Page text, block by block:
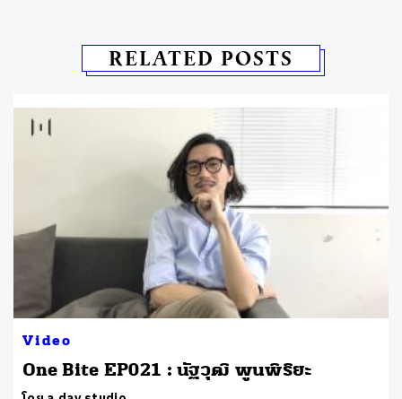
RELATED POSTS
Video
One Bite EP021 : นัฐวุฒิ พูนพิริยะ